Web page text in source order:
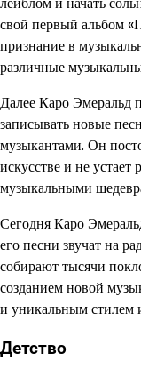
свой первый альбом
признание в
различные
Далее Каро Эмеральд
записывать новые
музыкантами. Он
искусстве и не
музыкальными
Сегодня Каро
его песни звучат на
собирают тысячи
созданием новой
и уникальным стилем
Детство